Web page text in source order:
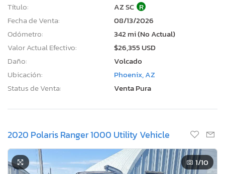
Título:
AZ SC R
Fecha de Venta:
08/13/2026
Odómetro:
342 mi (No Actual)
Valor Actual Efectivo:
$26,355 USD
Daño:
Volcado
Ubicación:
Phoenix, AZ
Status de Venta:
Venta Pura
2020 Polaris Ranger 1000 Utility Vehicle
1/10